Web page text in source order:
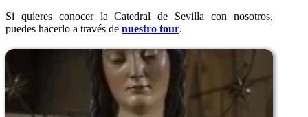
Si quieres conocer la Catedral de Sevilla con nosotros,
puedes hacerlo a través de nuestro tour.